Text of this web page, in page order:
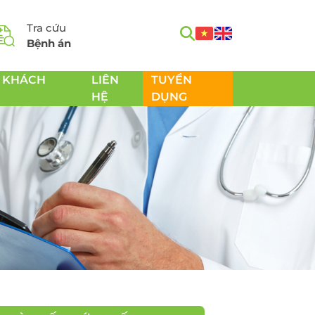
Tra cứu
Bệnh án
Tầm soát Ung thư toàn
diện
Tầm soát Ung thư tiêu
hóa
Tầm soát Ung thư
tuyến giáp
Tầm soát Ung thư Phổi
KHÁCH
LIÊN
HỆ
TUYỂN
DỤNG